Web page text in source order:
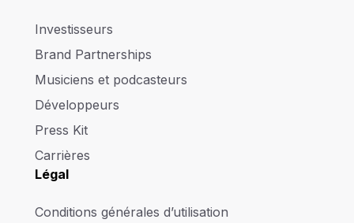
Investisseurs
Brand Partnerships
Musiciens et podcasteurs
Développeurs
Press Kit
Carrières
Légal
Conditions générales d’utilisation